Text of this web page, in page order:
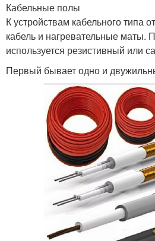
Кабельные полы
К устройствам кабельного типа
кабель и нагревательные маты.
используется резистивный или
Первый бывает одно и